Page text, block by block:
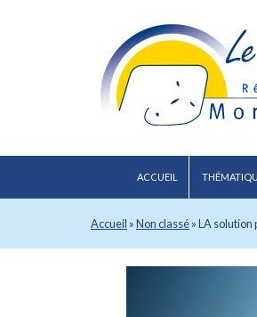
ACCUEIL
Accueil »Non classé»LA solution